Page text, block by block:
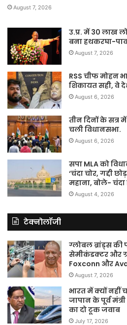
August 7, 2026
उ.प्र. में 30 लाख
बना हथकरघा-
August 7, 2026
RSS चीफ मोहन
शिकायत सही, वे
August 6, 2026
तीन दिनों के सत्र
चली विधानसभा.
August 6, 2026
सपा MLA को
‘चंदा चोर, गद्दी
महाना, बोले- चंदा
August 4, 2026
टेक्नोलॉजी
ग्लोबल ब्रांड्स की
सेमीकंडक्टर और
Foxconn और
August 7, 2026
भारत में क्यों नहीं
जापान के पूर्व
का दो टूक जवाब
July 17, 2026